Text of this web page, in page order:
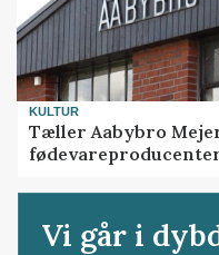
KULTUR
Tæller Aabybro
Vi går i